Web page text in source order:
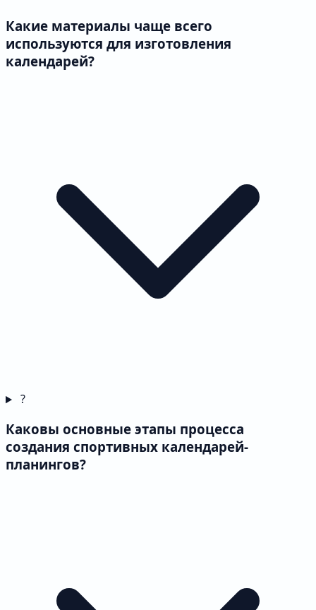
Какие материалы чаще всего
используются для изготовления
календарей?
?
Каковы основные этапы процесса
создания спортивных календарей-
планингов?